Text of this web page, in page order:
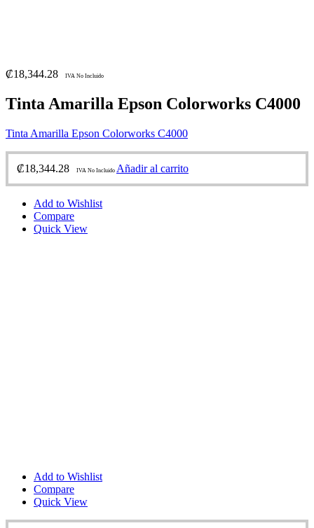
₡18,344.28 IVA No Incluido
Tinta Amarilla Epson Colorworks C4000
Tinta Amarilla Epson Colorworks C4000
₡18,344.28 IVA No Incluido Añadir al carrito
Add to Wishlist
Compare
Quick View
Add to Wishlist
Compare
Quick View